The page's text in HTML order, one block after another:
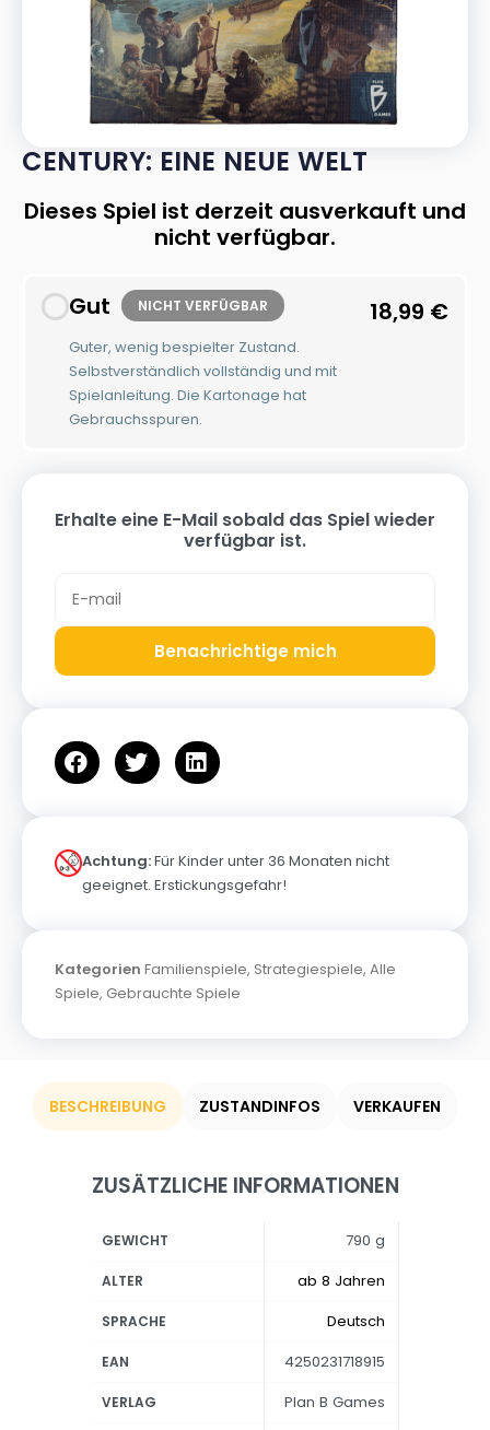
CENTURY: EINE NEUE WELT
Dieses Spiel ist derzeit ausverkauft und
nicht verfügbar.
Gut NICHT VERFÜGBAR
Guter, wenig bespielter Zustand.
Selbstverständlich vollständig und mit
Spielanleitung. Die Kartonage hat
Gebrauchsspuren.
18,99 €
Erhalte eine E-Mail sobald das Spiel wieder
verfügbar ist.
Benachrichtige mich
Achtung:Für Kinder unter 36 Monaten nicht
geeignet. Erstickungsgefahr!
Kategorien Familienspiele, Strategiespiele, Alle
Spiele, Gebrauchte Spiele
BESCHREIBUNG ZUSTANDINFOS VERKAUFEN
ZUSÄTZLICHE INFORMATIONEN
GEWICHT 790 g
ALTER ab 8 Jahren
SPRACHE Deutsch
EAN 4250231718915
VERLAG Plan B Games